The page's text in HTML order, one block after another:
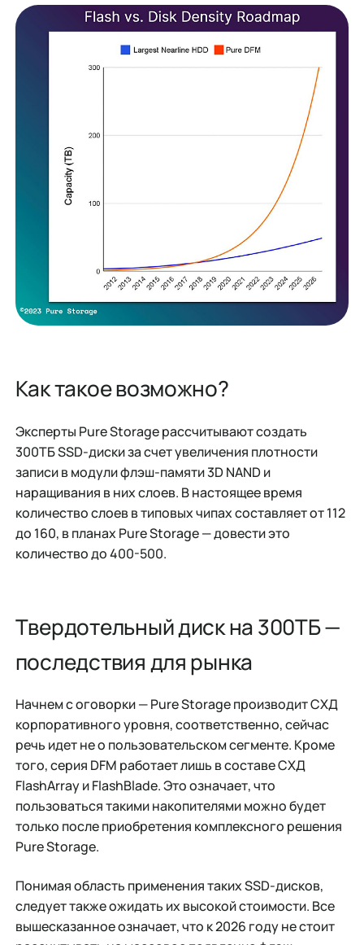
Как такое возможно?
Эксперты Pure Storage рассчитывают создать
300ТБ SSD-диски за счет увеличения плотности
записи в модули флэш-памяти 3D NAND и
наращивания в них слоев. В настоящее время
количество слоев в типовых чипах составляет от 112
до 160, в планах Pure Storage — довести это
количество до 400-500.
Твердотельный диск на 300ТБ —
последствия для рынка
Начнем с оговорки — Pure Storage производит СХД
корпоративного уровня, соответственно, сейчас
речь идет не о пользовательском сегменте. Кроме
того, серия DFM работает лишь в составе СХД
FlashArray и FlashBlade. Это означает, что
пользоваться такими накопителями можно будет
только после приобретения комплексного решения
Pure Storage.
Понимая область применения таких SSD-дисков,
следует также ожидать их высокой стоимости. Все
вышесказанное означает, что к 2026 году не стоит